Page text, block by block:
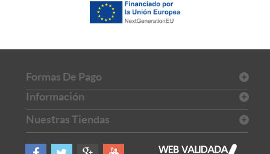
Formas De Pago
Información
Nuestras Tiendas